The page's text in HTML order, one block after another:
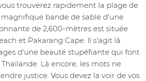
trouverez rapidement la plage de
bande de sable d'une
de 2,600-mètres est située
et Pakarang Cape. Il s'agit là
d'une beauté stupéfiante qui font
Là encore, les mots ne
justice. Vous devez la voir de vos